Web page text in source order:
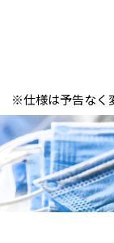
※仕様は予告なく